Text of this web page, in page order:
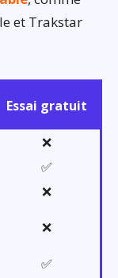
et Trakstar
Essai gratuit
❌
✅
❌
❌
✅